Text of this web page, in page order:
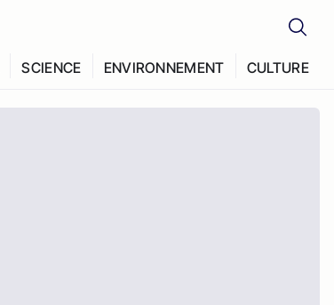
SCIENCE ENVIRONNEMENT CULTURE